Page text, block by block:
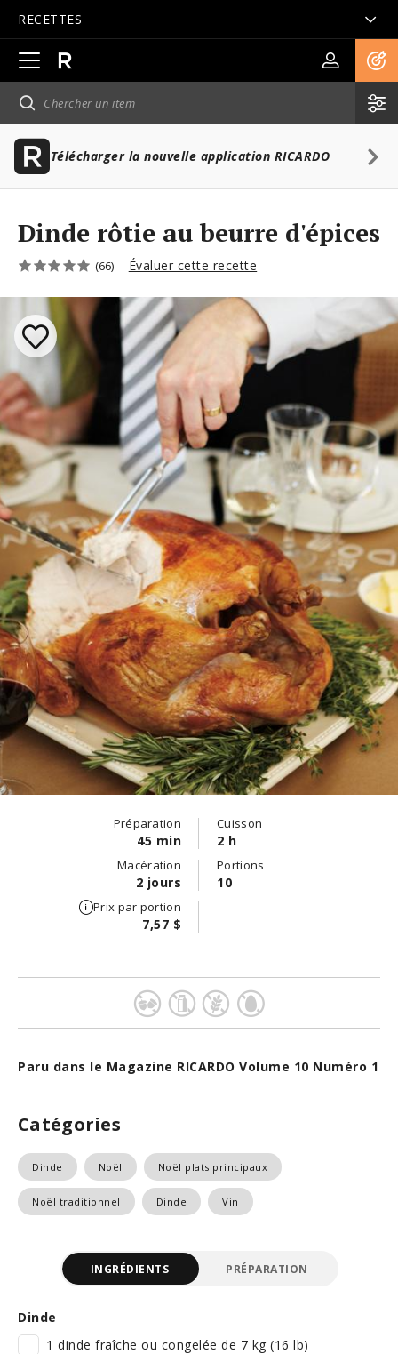
RECETTES
Ouvrir
la
navigation
principale
Télécharger la nouvelle application RICARDO
Dinde rôtie au beurre d'épices
(66) Évaluer cette recette
Préparation
45 min
Cuisson
2 h
Macération
2 jours
Portions
10
Prix par portion
7,57 $
Paru dans le Magazine RICARDO Volume 10 Numéro 1
Catégories
Dinde Noël Noël plats principaux
Noël traditionnel Dinde Vin
INGRÉDIENTS PRÉPARATION
Dinde
1 dinde fraîche ou congelée de 7 kg (16 lb)